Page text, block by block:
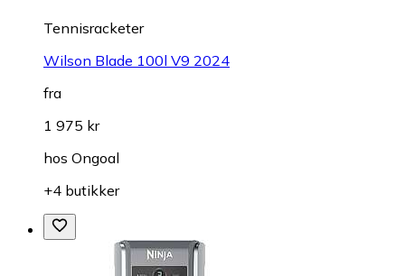
Tennisracketer
Wilson Blade 100l V9 2024
fra
1 975 kr
hos Ongoal
+4 butikker